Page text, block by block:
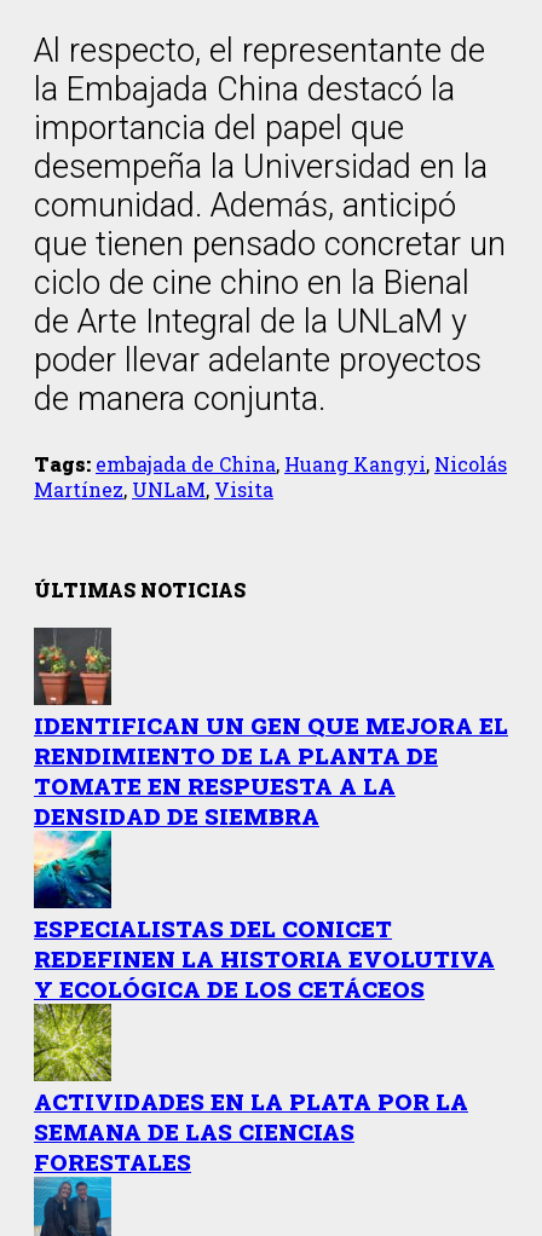
Al respecto, el representante de
la Embajada China destacó la
importancia del papel que
desempeña la Universidad en la
comunidad. Además, anticipó
que tienen pensado concretar un
ciclo de cine chino en la Bienal
de Arte Integral de la UNLaM y
poder llevar adelante proyectos
de manera conjunta.
Tags: embajada de China, Huang Kangyi, Nicolás
Martínez, UNLaM, Visita
ÚLTIMAS NOTICIAS
IDENTIFICAN UN GEN QUE MEJORA EL
RENDIMIENTO DE LA PLANTA DE
TOMATE EN RESPUESTA A LA
DENSIDAD DE SIEMBRA
ESPECIALISTAS DEL CONICET
REDEFINEN LA HISTORIA EVOLUTIVA
Y ECOLÓGICA DE LOS CETÁCEOS
ACTIVIDADES EN LA PLATA POR LA
SEMANA DE LAS CIENCIAS
FORESTALES